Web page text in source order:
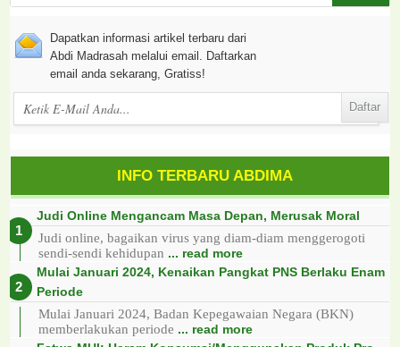
Dapatkan informasi artikel terbaru dari
Abdi Madrasah melalui email. Daftarkan
email anda sekarang, Gratiss!
INFO TERBARU ABDIMA
Judi Online Mengancam Masa Depan, Merusak Moral
Judi online, bagaikan virus yang diam-diam menggerogoti
sendi-sendi kehidupan ... read more
Mulai Januari 2024, Kenaikan Pangkat PNS Berlaku Enam
Periode
Mulai Januari 2024, Badan Kepegawaian Negara (BKN)
memberlakukan periode ... read more